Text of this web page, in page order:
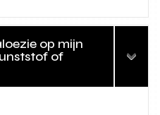
op mijn
of